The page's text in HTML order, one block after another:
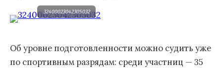
32400023042305032
Об уровне подготовленности можно судить уже
по спортивным разрядам: среди участниц — 35